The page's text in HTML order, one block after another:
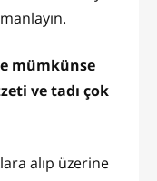
mümkünse
ve tadı çok
alıp üzerine